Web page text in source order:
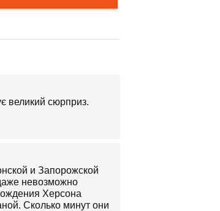
великий сюрприз.
и Запорожской
невозможно
Херсона
Сколько минут они